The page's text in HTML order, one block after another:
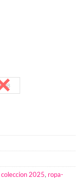
48
coleccion 2025, ropa-